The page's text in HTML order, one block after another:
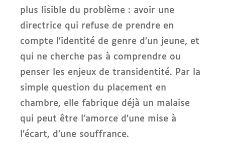
plus lisible du problème : avoir une
directrice qui refuse de prendre en
compte l’identité de genre d’un jeune, et
qui ne cherche pas à comprendre ou
penser les enjeux de transidentité. Par la
simple question du placement en
chambre, elle fabrique déjà un malaise
qui peut être l’amorce d’une mise à
l’écart, d’une souffrance.